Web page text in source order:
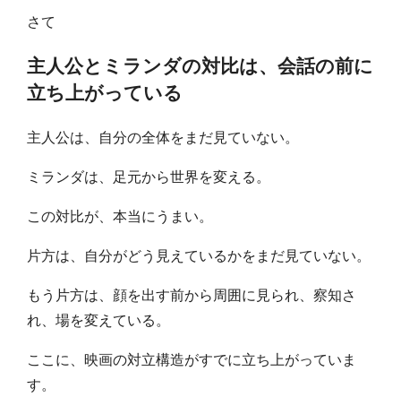
さて
主人公とミランダの対比は、会話の前に
立ち上がっている
主人公は、自分の全体をまだ見ていない。
ミランダは、足元から世界を変える。
この対比が、本当にうまい。
片方は、自分がどう見えているかをまだ見ていない。
もう片方は、顔を出す前から周囲に見られ、察知さ
れ、場を変えている。
ここに、映画の対立構造がすでに立ち上がっていま
す。